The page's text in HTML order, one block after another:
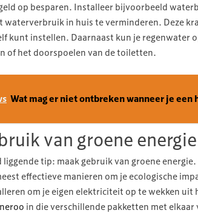
op besparen. Installeer bijvoorbeeld
waterverbruik in huis te verminderen. Deze
kunt instellen. Daarnaast kun je regenwater
of het doorspoelen van de toiletten.
Wat mag er niet ontbreken wanneer je een
van groene energie
liggende tip: maak gebruik van groene
effectieve manieren om je ecologische
om je eigen elektriciteit op te wekken
in die verschillende pakketten met